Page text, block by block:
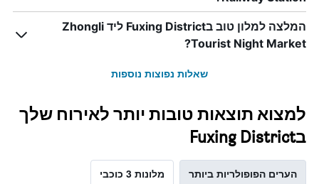
המלצה למלון טוב בFuxing District ליד Zhongli
Tourist Night Market?
שאלות נפוצות נוספות
למצוא תוצאות טובות יותר לאירוח שלך
בFuxing District
הערים הפופולריות ביותר מלונות 3 כוכבי